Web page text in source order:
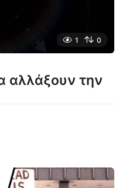
1 0
αλλάξουν την